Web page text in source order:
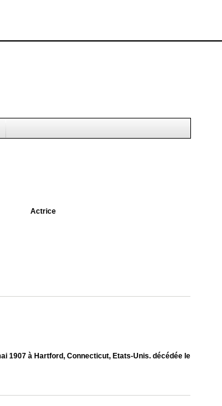
Actrice
1907 à Hartford, Connecticut, Etats-Unis. décédée le